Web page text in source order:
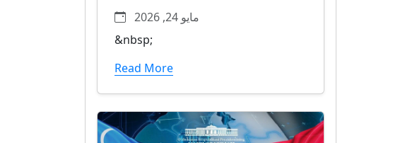
مايو 24, 2026
&nbsp;
Read More